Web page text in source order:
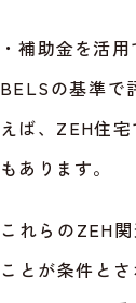
・補助金を活用
BELSの基準で
えば、ZEH住
もあります。
これらのZEH
ことが条件と